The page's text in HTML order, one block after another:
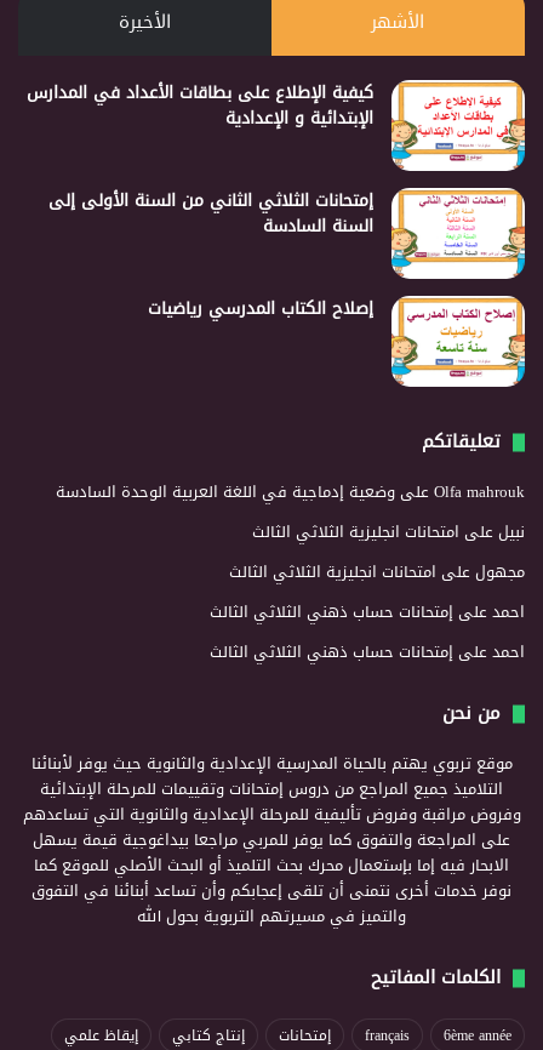
الأشهر الأخيرة
كيفية الإطلاع على بطاقات الأعداد في المدارس
الإبتدائية و الإعدادية
إمتحانات الثلاثي الثاني من السنة الأولى إلى
السنة السادسة
إصلاح الكتاب المدرسي رياضيات
تعليقاتكم
Olfa mahroukعلى وضعية إدماجية في اللغة العربية الوحدة السادسة
نبيلعلى امتحانات انجليزية الثلاثي الثالث
مجهولعلى امتحانات انجليزية الثلاثي الثالث
احمدعلى إمتحانات حساب ذهني الثلاثي الثالث
احمدعلى إمتحانات حساب ذهني الثلاثي الثالث
من نحن
موقع تربوي يهتم بالحياة المدرسية الإعدادية والثانوية حيث يوفر لأبنائنا
التلاميذ جميع المراجع من دروس إمتحانات وتقييمات للمرحلة الإبتدائية
وفروض مراقبة وفروض تأليفية للمرحلة الإعدادية والثانوية التي تساعدهم
على المراجعة والتفوق كما يوفر للمربي مراجعا بيداغوجية قيمة يسهل
الابحار فيه إما بإستعمال محرك بحث التلميذ أو البحث الأصلي للموقع كما
نوفر خدمات أخرى نتمنى أن تلقى إعجابكم وأن تساعد أبنائنا في التفوق
والتميز في مسيرتهم التربوية بحول الله
الكلمات المفاتيح
6ème année
français إمتحانات إنتاج كتابي إيقاظ علمي